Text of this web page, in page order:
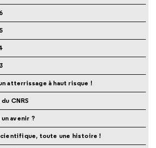
atterrissage à haut risque !
CNRS
avenir ?
toute une histoire !